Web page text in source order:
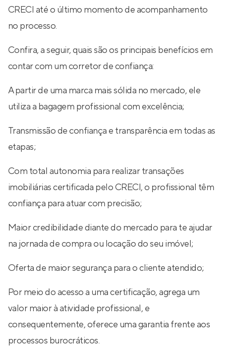
CRECI até o último momento de acompanhamento
no processo.
Confira, a seguir, quais são os principais benefícios em
contar com um corretor de confiança:
A partir de uma marca mais sólida no mercado, ele
utiliza a bagagem profissional com excelência;
Transmissão de confiança e transparência em todas as
etapas;
Com total autonomia para realizar transações
imobiliárias certificada pelo CRECI, o profissional têm
confiança para atuar com precisão;
Maior credibilidade diante do mercado para te ajudar
na jornada de compra ou locação do seu imóvel;
Oferta de maior segurança para o cliente atendido;
Por meio do acesso a uma certificação, agrega um
valor maior à atividade profissional, e
consequentemente, oferece uma garantia frente aos
processos burocráticos.